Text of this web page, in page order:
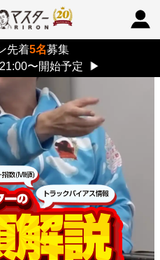
先着5名募集
〜開始予定
▶